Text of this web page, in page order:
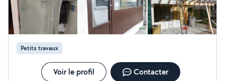
Petits travaux
Voir le profil Contacter